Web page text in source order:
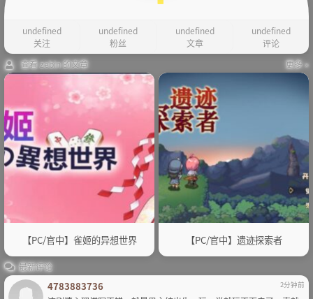
undefined
关注
undefined
粉丝
undefined
文章
undefined
评论
查看 zebin 的文章
更多 »
【PC/官中】雀姬的异想世界 【PC/官中】遗迹探索者
最新评论
4783883736 2分钟前